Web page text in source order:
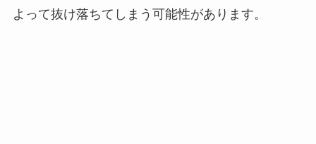
よって抜け落ちてしまう可能性があります。